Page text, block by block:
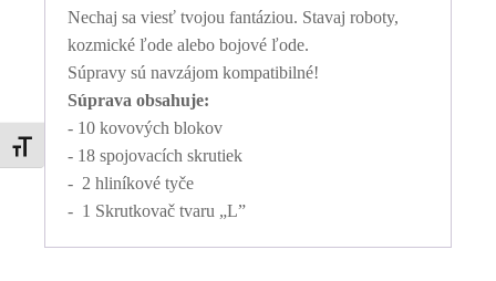
Zmeniť veľkosť písma
Nechaj sa viesť tvojou fantáziou. Stavaj roboty,
kozmické ľode alebo bojové ľode.
Súpravy sú navzájom kompatibilné!
Súprava obsahuje:
- 10 kovových blokov
- 18 spojovacích skrutiek
- 2 hliníkové tyče
- 1 Skrutkovač tvaru „L”